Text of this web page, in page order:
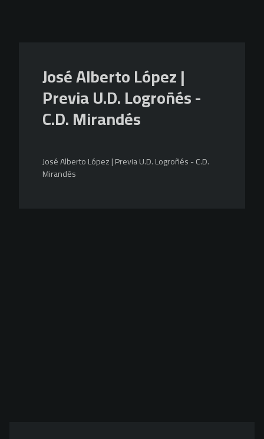
José Alberto López |
Previa U.D. Logroñés -
C.D. Mirandés
José Alberto López | Previa U.D. Logroñés - C.D.
Mirandés